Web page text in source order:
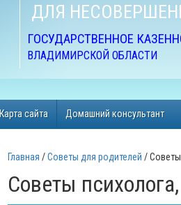
ДЛЯ
ГОСУДАРСТВЕННОЕ
ВЛАДИМИРСКОЙ ОБЛАСТИ
Карта сайта Домашний консультант
Главная Советы для родителей Советы
Советы